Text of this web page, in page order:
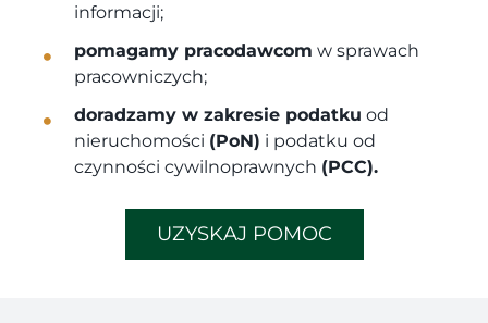
informacji;
pomagamy pracodawcom w sprawach
pracowniczych;
doradzamy w zakresie podatku od
nieruchomości (PoN) i podatku od
czynności cywilnoprawnych (PCC).
UZYSKAJ POMOC